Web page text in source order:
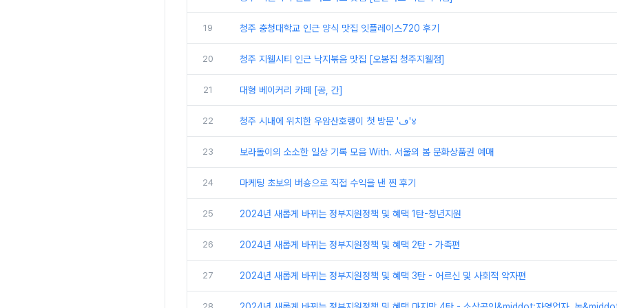
19 청주 충청대학교 인근 양식 맛집 잇플레이스720 후기
20 청주 지웰시티 인근 낙지볶음 맛집 [오봉집 청주지웰점]
21 대형 베이커리 카페 [공, 간]
22 청주 시내에 위치한 우암산호랭이 첫 방문 'ڡ'४
23 보라돌이의 소소한 일상 기록 모음 With. 서울의 봄 문화상품권 예매
24 마케팅 초보의 버숑으로 직접 수익을 낸 찐 후기
25 2024년 새롭게 바뀌는 정부지원정책 및 혜택 1탄-청년지원
26 2024년 새롭게 바뀌는 정부지원정책 및 혜택 2탄 - 가족편
27 2024년 새롭게 바뀌는 정부지원정책 및 혜택 3탄 - 어르신 및 사회적 약자편